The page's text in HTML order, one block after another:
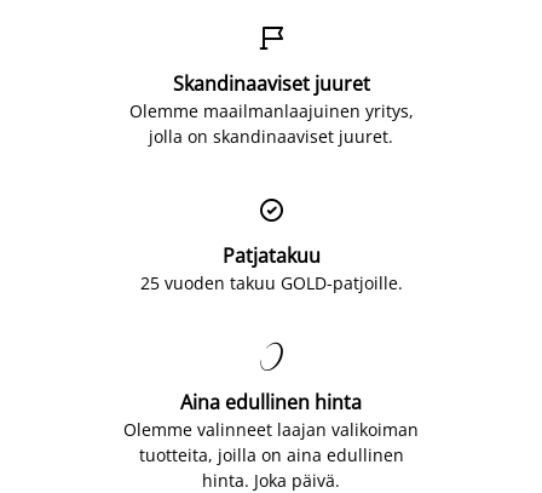

Skandinaaviset juuret
Olemme maailmanlaajuinen yritys,
jolla on skandinaaviset juuret.

Patjatakuu
25 vuoden takuu GOLD-patjoille.

Aina edullinen hinta
Olemme valinneet laajan valikoiman
tuotteita, joilla on aina edullinen
hinta. Joka päivä.